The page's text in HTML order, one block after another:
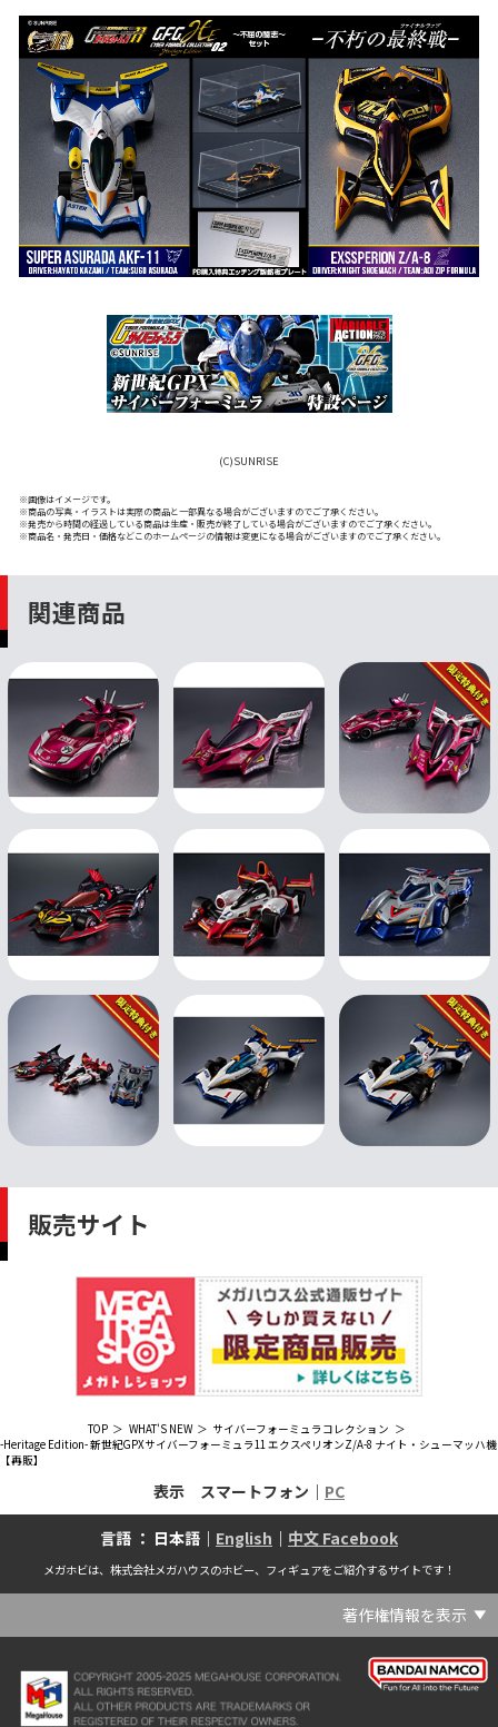
(C)SUNRISE
※画像はイメージです。
※商品の写真・イラストは実際の商品と一部異なる場合がございますのでご了承ください。
※発売から時間の経過している商品は生産・販売が終了している場合がございますのでご了承ください。
※商品名・発売日・価格などこのホームページの情報は変更になる場合がございますのでご了承ください。
関連商品
販売サイト
TOP WHAT'S NEW
サイバーフォーミュラコレクション
-Heritage Edition- 新世紀GPXサイバーフォーミュラ11 エクスペリオンZ/A-8 ナイト・シューマッハ機
【再販】
表示 スマートフォン｜ PC
言語 ： 日本語｜ English ｜ 中文 Facebook
メガホビは、株式会社メガハウスのホビー、フィギュアをご紹介するサイトです！
著作権情報を表示